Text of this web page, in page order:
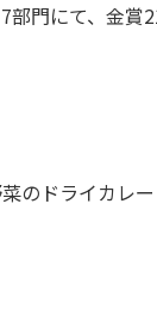
門にて、金
のドライカレー